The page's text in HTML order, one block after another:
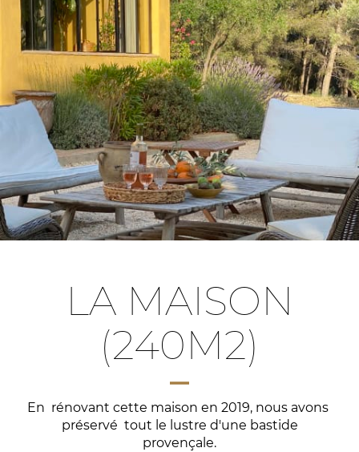
LA MAISON
(240M2)
En rénovant cette maison en 2019, nous avons
préservé tout le lustre d'une bastide
provençale.